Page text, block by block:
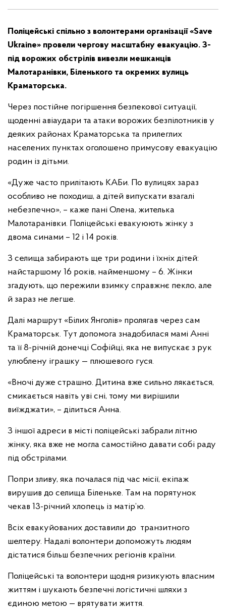
Поліцейські спільно з волонтерами організації «Save
Ukraine» провели чергову масштабну евакуацію. З-
під ворожих обстрілів вивезли мешканців
Малотаранівки, Біленького та окремих вулиць
Краматорська.
Через постійне погіршення безпекової ситуації,
щоденні авіаудари та атаки ворожих безпілотників у
деяких районах Краматорська та прилеглих
населених пунктах оголошено примусову евакуацію
родин із дітьми.
«Дуже часто прилітають КАБи. По вулицях зараз
особливо не походиш, а дітей випускати взагалі
небезпечно», – каже пані Олена, жителька
Малотаранівки. Поліцейські евакуюють жінку з
двома синами – 12 і 14 років.
З селища забирають ще три родини і їхніх дітей:
найстаршому 16 років, найменшому – 6. Жінки
згадують, що пережили взимку справжнє пекло, але
й зараз не легше.
Далі маршрут «Білих Янголів» пролягав через сам
Краматорськ. Тут допомога знадобилася мамі Анні
та її 8-річній донечці Софійці, яка не випускає з рук
улюблену іграшку — плюшевого гуся.
«Вночі дуже страшно. Дитина вже сильно лякається,
смикається навіть уві сні, тому ми вирішили
виїжджати», – ділиться Анна.
З іншої адреси в місті поліцейські забрали літню
жінку, яка вже не могла самостійно давати собі раду
під обстрілами.
Попри зливу, яка почалася під час місії, екіпаж
вирушив до селища Біленьке. Там на порятунок
чекав 13-річний хлопець із матір’ю.
Всіх евакуйованих доставили до транзитного
шелтеру. Надалі волонтери допоможуть людям
дістатися більш безпечних регіонів країни.
Поліцейські та волонтери щодня ризикують власним
життям і шукають безпечні логістичні шляхи з
єдиною метою — врятувати життя.